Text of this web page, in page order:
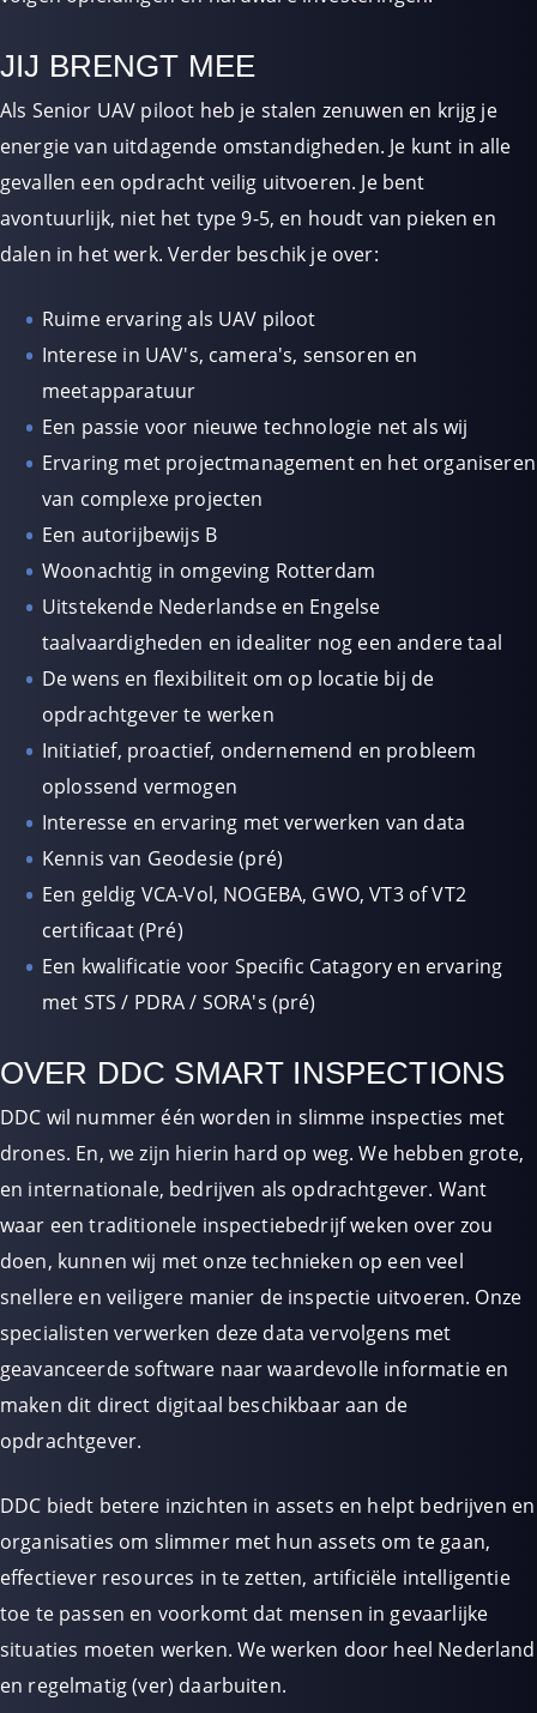
JIJ BRENGT MEE
Als Senior UAV piloot heb je stalen zenuwen en krijg je
energie van uitdagende omstandigheden. Je kunt in alle
gevallen een opdracht veilig uitvoeren. Je bent
avontuurlijk, niet het type 9-5, en houdt van pieken en
dalen in het werk. Verder beschik je over:
Ruime ervaring als UAV piloot
Interese in UAV's, camera's, sensoren en
meetapparatuur
Een passie voor nieuwe technologie net als wij
Ervaring met projectmanagement en het organiseren
van complexe projecten
Een autorijbewijs B
Woonachtig in omgeving Rotterdam
Uitstekende Nederlandse en Engelse
taalvaardigheden en idealiter nog een andere taal
De wens en flexibiliteit om op locatie bij de
opdrachtgever te werken
Initiatief, proactief, ondernemend en probleem
oplossend vermogen
Interesse en ervaring met verwerken van data
Kennis van Geodesie (pré)
Een geldig VCA-Vol, NOGEBA, GWO, VT3 of VT2
certificaat (Pré)
Een kwalificatie voor Specific Catagory en ervaring
met STS / PDRA / SORA's (pré)
OVER DDC SMART INSPECTIONS
DDC wil nummer één worden in slimme inspecties met
drones. En, we zijn hierin hard op weg. We hebben grote,
en internationale, bedrijven als opdrachtgever. Want
waar een traditionele inspectiebedrijf weken over zou
doen, kunnen wij met onze technieken op een veel
snellere en veiligere manier de inspectie uitvoeren. Onze
specialisten verwerken deze data vervolgens met
geavanceerde software naar waardevolle informatie en
maken dit direct digitaal beschikbaar aan de
opdrachtgever.
DDC biedt betere inzichten in assets en helpt bedrijven en
organisaties om slimmer met hun assets om te gaan,
effectiever resources in te zetten, artificiële intelligentie
toe te passen en voorkomt dat mensen in gevaarlijke
situaties moeten werken. We werken door heel Nederland
en regelmatig (ver) daarbuiten.